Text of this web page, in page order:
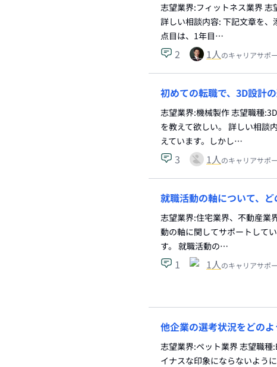
志望業界:フィットネス業界
詳しい相談内容: 下記文章を、
点目は、1年目…
2 1人のキャリアサポ
初めての転職で、3D設計
志望業界:機械製作 志望職種
を教えて欲しい。 詳しい相談
えています。しかし…
3 1人のキャリアサポ
就職活動の軸について、
志望業界:住宅業界、不動産業
動の軸に関してサポートして
す。 就職活動の…
1 1人のキャリアサポ
他企業の選考状況をどの
志望業界:ペット業界 志望職
イナスな印象にならないよう